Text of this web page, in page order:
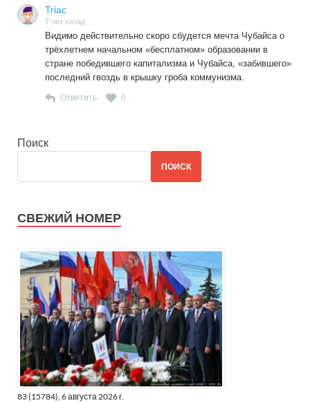
Triac
7 лет назад
Видимо действительно скоро сбудется мечта Чубайса о
трёхлетнем начальном «бесплатном» образовании в
стране победившего капитализма и Чубайса, «забившего»
последний гвоздь в крышку гроба коммунизма.
Ответить 0
Поиск
ПОИСК
СВЕЖИЙ НОМЕР
83 (15784), 6 августа 2026 г.